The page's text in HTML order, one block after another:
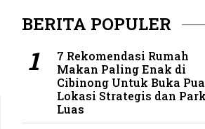
BERITA POPULER
7 Rekomendasi Rumah
Makan Paling Enak di
Cibinong Untuk Buka
Lokasi Strategis dan
Luas